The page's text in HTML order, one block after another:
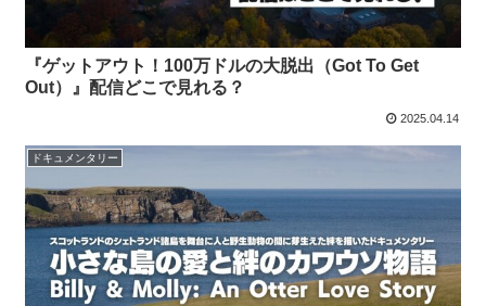
『ゲットアウト！100万ドルの大脱出（Got To Get
Out）』配信どこで見れる？
2025.04.14
ドキュメンタリー